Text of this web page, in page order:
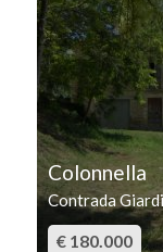
Colonnella
Contrada
€ 180.000